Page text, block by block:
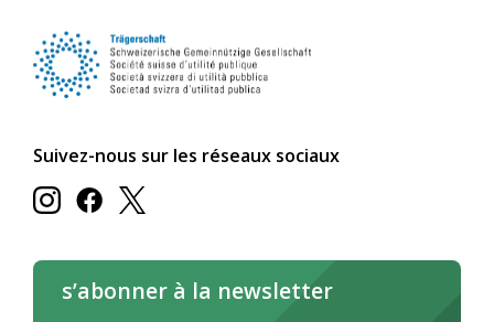
Suivez-nous sur les réseaux sociaux
s’abonner à la newsletter